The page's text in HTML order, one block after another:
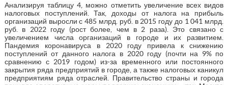
Анализируя таблицу 4, можно отметить увеличение всех видов
налоговых поступлений. Так, доходы от налога на прибыль
организаций выросли с 485 млрд. руб. в 2015 году до 1 041 млрд.
руб. в 2022 году (рост более, чем в 2 раза). Это связано с
увеличением числа организаций в городе и их развитием.
Пандемия коронавируса в 2020 году привела к снижению
поступлений от данного налога в 2020 году (почти на 9% по
сравнению с 2019 годом) из-за временного или постоянного
закрытия ряда предприятий в городе, а также налоговых каникул
предприятиям ряда отраслей. Правительство страны и города